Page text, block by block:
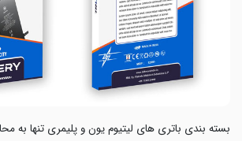
بسته بندی باتری های لیتیوم یون و پلیمری تنها به